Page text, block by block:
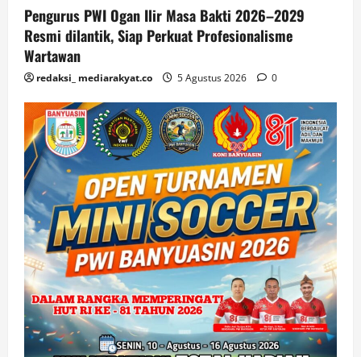
Pengurus PWI Ogan Ilir Masa Bakti 2026–2029
Resmi dilantik, Siap Perkuat Profesionalisme
Wartawan
redaksi_ mediarakyat.co 5 Agustus 2026 0